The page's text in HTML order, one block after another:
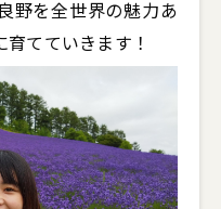
野を全世界の魅力あ